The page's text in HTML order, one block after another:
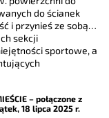
do ścianek
i przynieś ze sobą…
sekcji
sportowe, a
–połączone z
18 lipca 2025 r.